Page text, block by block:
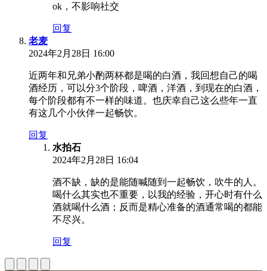
ok，不影响社交
回复
老麦
2024年2月28日 16:00
近两年和兄弟小酌两杯都是喝的白酒，我回想自己的喝
酒经历，可以分3个阶段，啤酒，洋酒，到现在的白酒，
每个阶段都有不一样的味道。也庆幸自己这么些年一直
有这几个小伙伴一起畅饮。
回复
水拍石
2024年2月28日 16:04
酒不缺，缺的是能随喊随到一起畅饮，吹牛的人。
喝什么其实也不重要，以我的经验，开心时有什么
酒就喝什么酒；反而是精心准备的酒通常喝的都能
不尽兴。
回复